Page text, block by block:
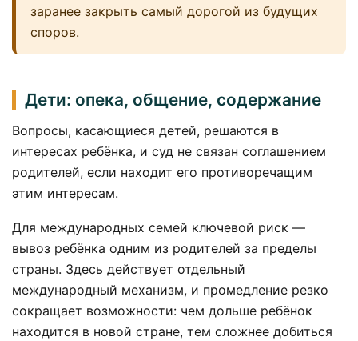
заранее закрыть самый дорогой из будущих
споров.
Дети: опека, общение, содержание
Вопросы, касающиеся детей, решаются в
интересах ребёнка, и суд не связан соглашением
родителей, если находит его противоречащим
этим интересам.
Для международных семей ключевой риск —
вывоз ребёнка одним из родителей за пределы
страны. Здесь действует отдельный
международный механизм, и промедление резко
сокращает возможности: чем дольше ребёнок
находится в новой стране, тем сложнее добиться